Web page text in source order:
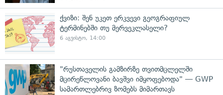
ქვიზი: შენ უკეთ ერკვევი გეოგრაფიულ
ტერმინებში თუ მერვეკლასელი?
6 აგვისტო, 14:00
"რუსთაველის გამზირზე თვითმცლელში
მცირეწლოვანი ბავშვი იმყოფებოდა" — GWP
სამართლებრივ ზომებს მიმართავს